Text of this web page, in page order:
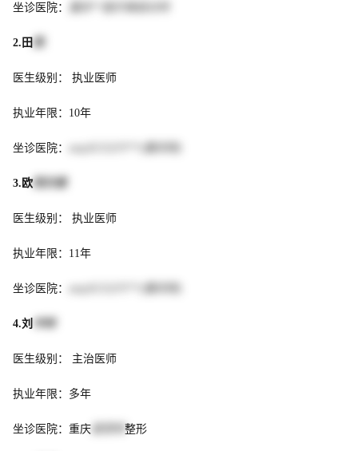
坐诊医院：
2.田
医生级别： 执业医师
执业年限：10年
坐诊医院：
3.欧
医生级别： 执业医师
执业年限：11年
坐诊医院：
4.刘
医生级别： 主治医师
执业年限：多年
坐诊医院：重庆 整形